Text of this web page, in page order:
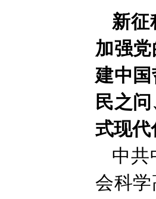
新征
加强
建中
民之
式现代
中共
会科